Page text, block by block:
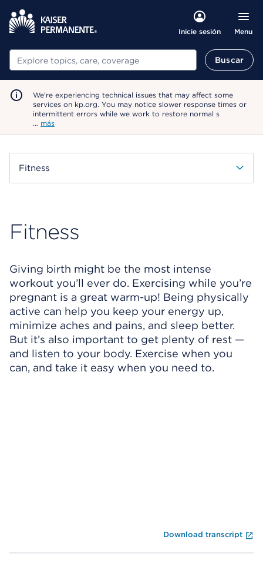
Inicie sesión Menu
Buscar Buscar
We're experiencing technical issues that may affect some
services on kp.org. You may notice slower response times or
intermittent errors while we work to restore normal s
… más
Fitness
Fitness
Giving birth might be the most intense
workout you’ll ever do. Exercising while you’re
pregnant is a great warm-up! Being physically
active can help you keep your energy up,
minimize aches and pains, and sleep better.
But it’s also important to get plenty of rest —
and listen to your body. Exercise when you
can, and take it easy when you need to.
Download transcript